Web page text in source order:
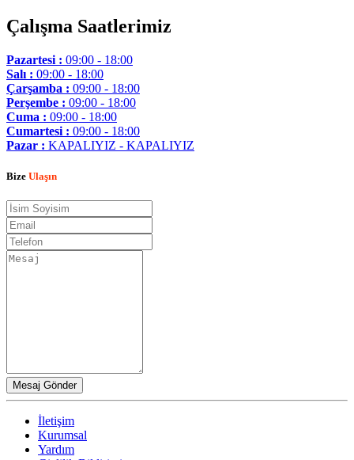
Çalışma Saatlerimiz
Pazartesi : 09:00 - 18:00
Salı : 09:00 - 18:00
Çarşamba : 09:00 - 18:00
Perşembe : 09:00 - 18:00
Cuma : 09:00 - 18:00
Cumartesi : 09:00 - 18:00
Pazar : KAPALIYIZ - KAPALIYIZ
Bize Ulaşın
İletişim
Kurumsal
Yardım